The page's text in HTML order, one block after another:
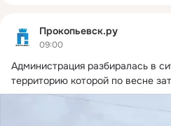
Прокопьевск.ру
09:00
Администрация разбиралась в
территорию которой по весне